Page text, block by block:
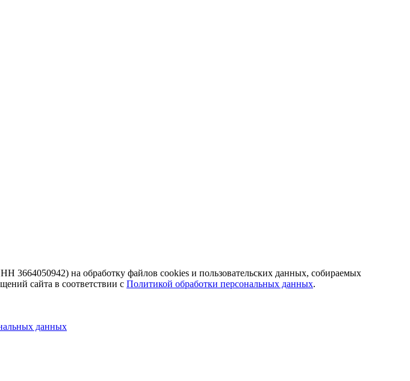
3664050942) на обработку файлов cookies и пользовательских данных, собираемых
сайта в соответствии с Политикой обработки персональных данных.
данных